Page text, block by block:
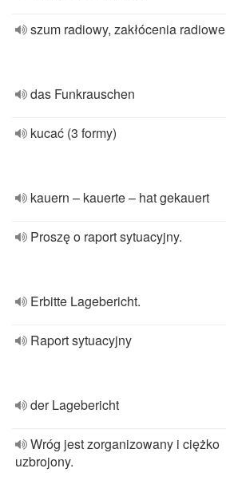
szum radiowy, zakłócenia radiowe
das Funkrauschen
kucać (3 formy)
kauern – kauerte – hat gekauert
Proszę o raport sytuacyjny.
Erbitte Lagebericht.
Raport sytuacyjny
der Lagebericht
Wróg jest zorganizowany i ciężko
uzbrojony.